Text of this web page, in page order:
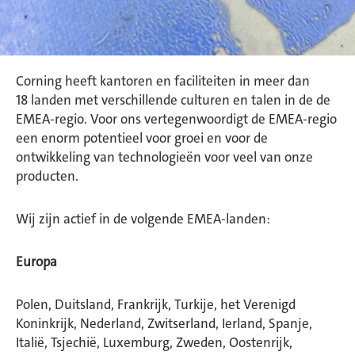
Corning heeft kantoren en faciliteiten in meer dan
18 landen met verschillende culturen en talen in de de
EMEA-regio. Voor ons vertegenwoordigt de EMEA-regio
een enorm potentieel voor groei en voor de
ontwikkeling van technologieën voor veel van onze
producten.
Wij zijn actief in de volgende EMEA-landen:
Europa
Polen, Duitsland, Frankrijk, Turkije, het Verenigd
Koninkrijk, Nederland, Zwitserland, Ierland, Spanje,
Italië, Tsjechië, Luxemburg, Zweden, Oostenrijk,